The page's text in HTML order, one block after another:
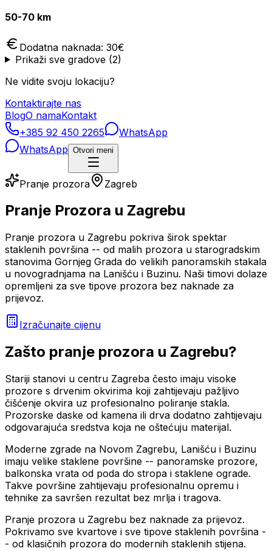
50-70 km
Dodatna naknada: 30€
Prikaži sve gradove (2)
Ne vidite svoju lokaciju?
Kontaktirajte nas
BlogO namaKontakt
+385 92 450 2265
WhatsApp
WhatsApp Otvori meni
Pranje prozora Zagreb
Pranje Prozora u Zagrebu
Pranje prozora u Zagrebu pokriva širok spektar
staklenih površina -- od malih prozora u starogradskim
stanovima Gornjeg Grada do velikih panoramskih stakala
u novogradnjama na Lanišću i Buzinu. Naši timovi dolaze
opremljeni za sve tipove prozora bez naknade za
prijevoz.
Izračunajte cijenu
Zašto pranje prozora u Zagrebu?
Stariji stanovi u centru Zagreba često imaju visoke
prozore s drvenim okvirima koji zahtijevaju pažljivo
čišćenje okvira uz profesionalno poliranje stakla.
Prozorske daske od kamena ili drva dodatno zahtijevaju
odgovarajuća sredstva koja ne oštećuju materijal.
Moderne zgrade na Novom Zagrebu, Lanišću i Buzinu
imaju velike staklene površine -- panoramske prozore,
balkonska vrata od poda do stropa i staklene ograde.
Takve površine zahtijevaju profesionalnu opremu i
tehnike za savršen rezultat bez mrlja i tragova.
Pranje prozora u Zagrebu bez naknade za prijevoz.
Pokrivamo sve kvartove i sve tipove staklenih površina -
- od klasičnih prozora do modernih staklenih stijena.